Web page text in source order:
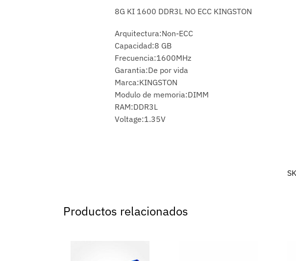
8G KI 1600 DDR3L NO ECC KINGSTON
Arquitectura:Non-ECC
Capacidad:8 GB
Frecuencia:1600MHz
Garantia:De por vida
Marca:KINGSTON
Modulo de memoria:DIMM
RAM:DDR3L
Voltage:1.35V
Productos relacionados